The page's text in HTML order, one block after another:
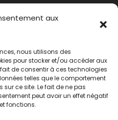
aux
nous utilisons des
pour stocker et/ou accéder aux
de consentir à ces technologies
telles que le comportement
ce site. Le fait de ne pas
peut avoir un effet négatif
fonctions.